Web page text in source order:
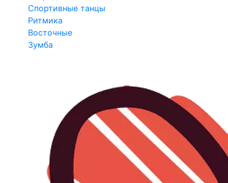
Спортивные танцы
Ритмика
Восточные
Зумба